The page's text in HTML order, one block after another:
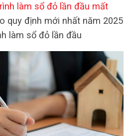
làm sổ đỏ lần đầu mất
quy định mới nhất năm 2025
làm sổ đỏ lần đầu